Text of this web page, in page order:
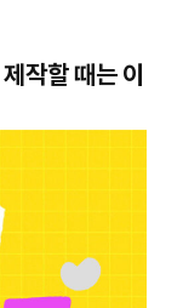
작할 때는 이